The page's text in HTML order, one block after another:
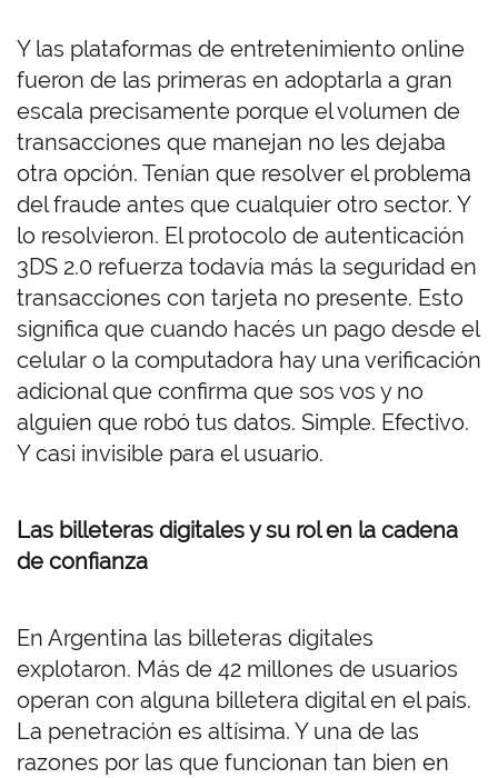
Y las plataformas de entretenimiento online
fueron de las primeras en adoptarla a gran
escala precisamente porque el volumen de
transacciones que manejan no les dejaba
otra opción. Tenían que resolver el problema
del fraude antes que cualquier otro sector. Y
lo resolvieron. El protocolo de autenticación
3DS 2.0 refuerza todavía más la seguridad en
transacciones con tarjeta no presente. Esto
significa que cuando hacés un pago desde el
celular o la computadora hay una verificación
adicional que confirma que sos vos y no
alguien que robó tus datos. Simple. Efectivo.
Y casi invisible para el usuario.
Las billeteras digitales y su rol en la cadena
de confianza
En Argentina las billeteras digitales
explotaron. Más de 42 millones de usuarios
operan con alguna billetera digital en el país.
La penetración es altísima. Y una de las
razones por las que funcionan tan bien en